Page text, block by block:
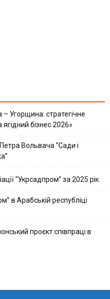
Угорщина: стратегічне
бізнес 2026»
Вольвача “Сади і
“Укрсадпром” за 2025 рік
в Арабській республіці
проєкт співпраці в